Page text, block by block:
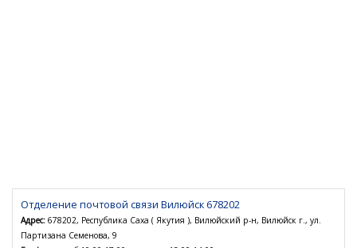
Отделение почтовой связи Вилюйск 678202
Адрес: 678202, Республика Саха ( Якутия ), Вилюйский р-н, Вилюйск г., ул.
Партизана Семенова, 9